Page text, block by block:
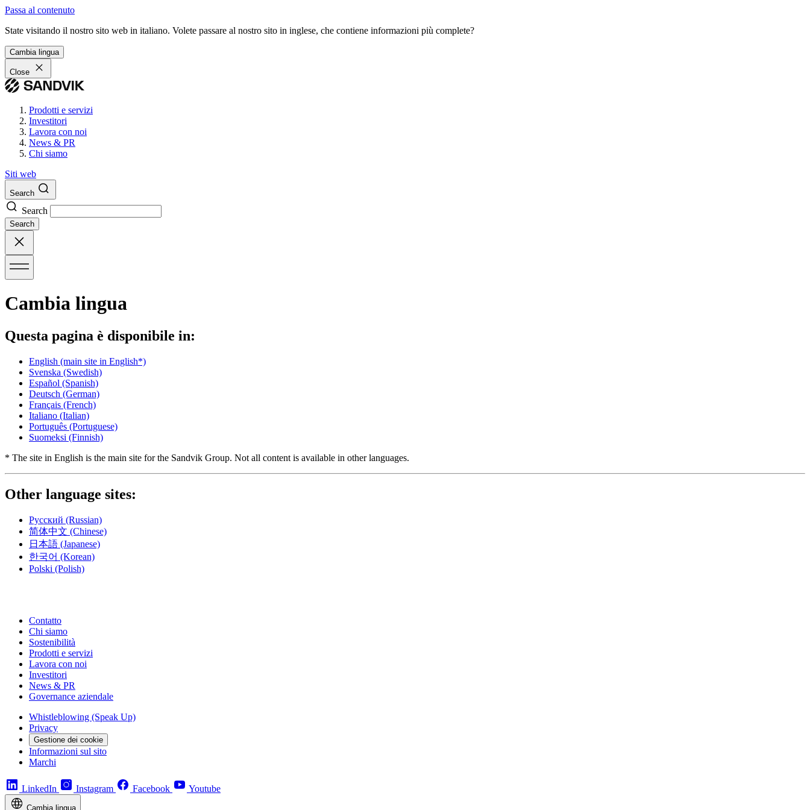
Passa al contenuto
State visitando il nostro sito web in italiano. Volete passare al nostro sito in inglese, che contiene informazioni più complete?
Cambia lingua
Close
Prodotti e servizi
Investitori
Lavora con noi
News & PR
Chi siamo
Siti web
Search
Search
Search
Cambia lingua
Questa pagina è disponibile in:
English (main site in English*)
Svenska (Swedish)
Español (Spanish)
Deutsch (German)
Français (French)
Italiano (Italian)
Português (Portuguese)
Suomeksi (Finnish)
* The site in English is the main site for the Sandvik Group. Not all content is available in other languages.
Other language sites:
Русский (Russian)
简体中文 (Chinese)
日本語 (Japanese)
한국어 (Korean)
Polski (Polish)
Contatto
Chi siamo
Sostenibilità
Prodotti e servizi
Lavora con noi
Investitori
News & PR
Governance aziendale
Whistleblowing (Speak Up)
Privacy
Gestione dei cookie
Informazioni sul sito
Marchi
LinkedIn Instagram Facebook Youtube
Cambia lingua